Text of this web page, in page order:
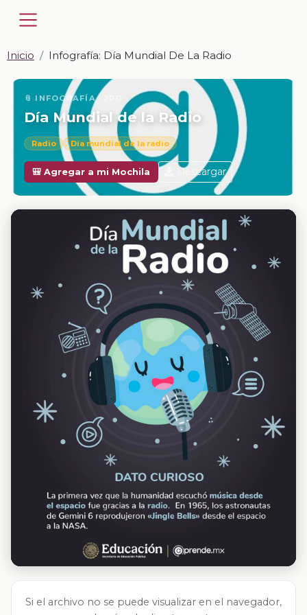
Inicio Infografía: Día Mundial De La Radio
📎 INFOGRAFÍA · JPG
Día Mundial de la Radio
Radio Día mundial de la radio
🎒 Agregar a mi Mochila Descargar
Si el archivo no se puede visualizar en el navegador,